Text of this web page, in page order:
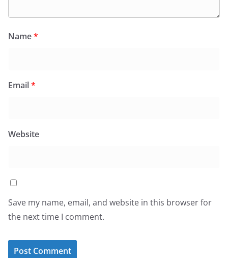
Name*
Email*
Website
Save my name, email, and website in this browser for
the next time I comment.